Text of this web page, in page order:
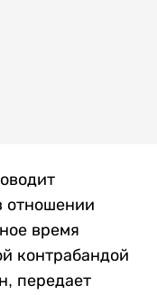
отношении
время
контрабандой
передает